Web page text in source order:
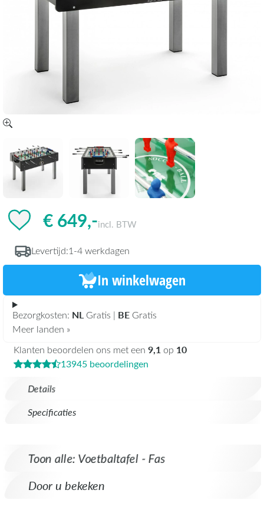
Details
Specificaties
€ 649,-incl. BTW
Levertijd:1-4 werkdagen
In winkelwagen
Bezorgkosten: NL Gratis | BE Gratis
Meer landen »
Klanten beoordelen ons met een 9,1 op 10
13945 beoordelingen
Toon alle: Voetbaltafel - Fas
Door u bekeken